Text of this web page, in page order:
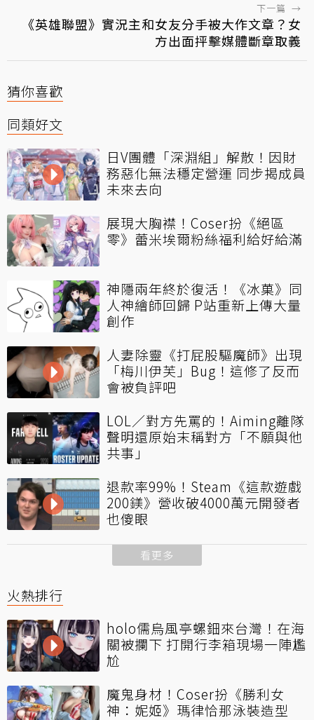
下一篇 →
《英雄聯盟》實況主和女友分手被大作文章？女
方出面抨擊媒體斷章取義
猜你喜歡
同類好文
日V團體「深淵組」解散！因財
務惡化無法穩定營運 同步揭成員
未來去向
展現大胸襟！Coser扮《絕區
零》蕾米埃爾粉絲福利給好給滿
神隱兩年終於復活！《冰菓》同
人神繪師回歸 P站重新上傳大量
創作
人妻除靈《打屁股驅魔師》出現
「梅川伊芙」Bug！這修了反而
會被負評吧
LOL／對方先罵的！Aiming離隊
聲明還原始末稱對方「不願與他
共事」
退款率99%！Steam《這款遊戲
200鎂》營收破4000萬元開發者
也傻眼
看更多
火熱排行
holo儒烏風亭螺鈿來台灣！在海
關被攔下 打開行李箱現場一陣尷
尬
魔鬼身材！Coser扮《勝利女
神：妮姬》瑪律恰那泳裝造型